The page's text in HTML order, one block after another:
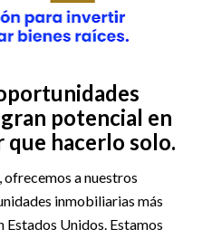
potencial en
que hacerlo solo.
ofrecemos a nuestros
inmobiliarias más
Estados Unidos. Estamos